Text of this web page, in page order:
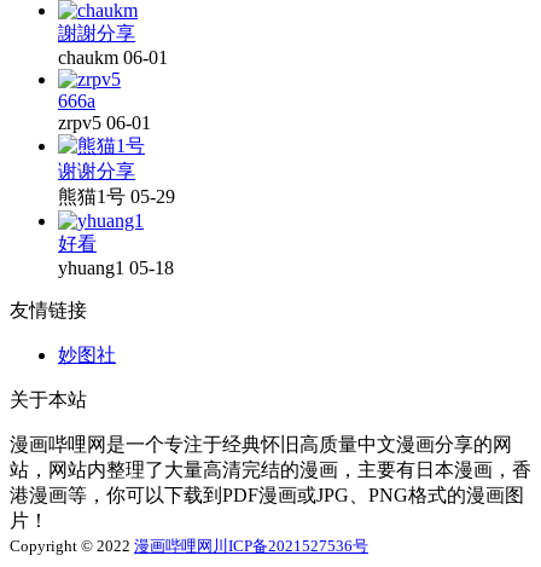
謝謝分享
chaukm 06-01
666a
zrpv5 06-01
谢谢分享
熊猫1号 05-29
好看
yhuang1 05-18
友情链接
妙图社
关于本站
漫画哔哩网是一个专注于经典怀旧高质量中文漫画分享的网
站，网站内整理了大量高清完结的漫画，主要有日本漫画，香
港漫画等，你可以下载到PDF漫画或JPG、PNG格式的漫画图
片！
Copyright © 2022 漫画哔哩网 川ICP备2021527536号